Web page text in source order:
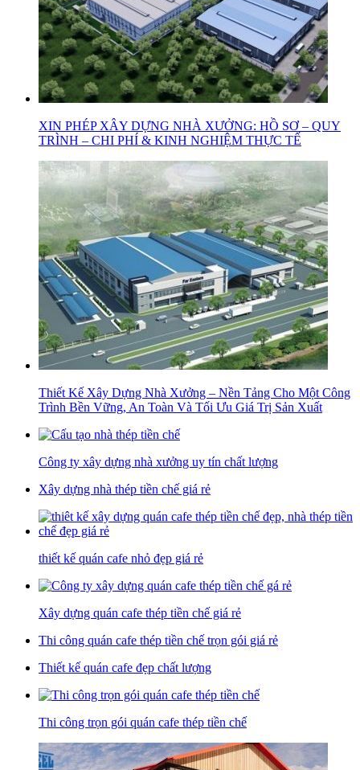
XIN PHÉP XÂY DỰNG NHÀ XƯỞNG: HỒ SƠ – QUY
TRÌNH – CHI PHÍ & KINH NGHIỆM THỰC TẾ
Thiết Kế Xây Dựng Nhà Xưởng – Nền Tảng Cho Một Công
Trình Bền Vững, An Toàn Và Tối Ưu Giá Trị Sản Xuất
Công ty xây dựng nhà xưởng uy tín chất lượng
Xây dựng nhà thép tiền chế giá rẻ
thiết kế quán cafe nhỏ đẹp giá rẻ
Xây dựng quán cafe thép tiền chế giá rẻ
Thi công quán cafe thép tiền chế trọn gói giá rẻ
Thiết kế quán cafe đẹp chất lượng
Thi công trọn gói quán cafe thép tiền chế